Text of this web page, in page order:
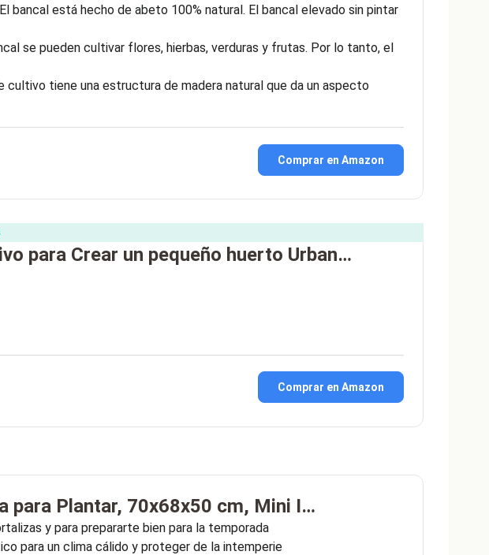
está hecho de abeto 100% natural. El bancal elevado sin pintar
se pueden cultivar flores, hierbas, verduras y frutas. Por lo tanto, el
tiene una estructura de madera natural que da un aspecto
Comprar en Amazon
para Crear un pequeño huerto Urban…
Comprar en Amazon
para Plantar, 70x68x50 cm, Mini I…
y para prepararte bien para la temporada
para un clima cálido y proteger de la intemperie